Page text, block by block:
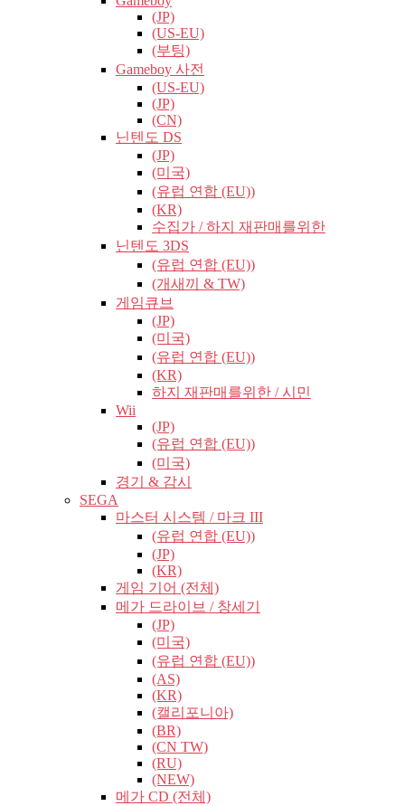
(JP)
(US-EU)
(부팅)
Gameboy 사전
(US-EU)
(JP)
(CN)
닌텐도 DS
(JP)
(미국)
(유럽​​ 연합 (EU))
(KR)
수집가 / 하지 재판매를위한
닌텐도 3DS
(유럽​​ 연합 (EU))
(개새끼 & TW)
게임큐브
(JP)
(미국)
(유럽​​ 연합 (EU))
(KR)
하지 재판매를위한 / 시민
Wii
(JP)
(유럽​​ 연합 (EU))
(미국)
경기 & 감시
SEGA
마스터 시스템 / 마크 III
(유럽​​ 연합 (EU))
(JP)
(KR)
게임 기어 (전체)
메가 드라이브 / 창세기
(JP)
(미국)
(유럽​​ 연합 (EU))
(AS)
(KR)
(캘리포니아)
(BR)
(CN TW)
(RU)
(NEW)
메가 CD (전체)